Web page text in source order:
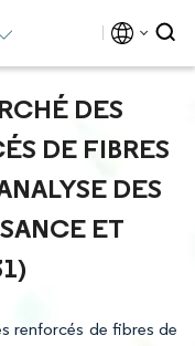
DES
DE FIBRES
DES
ET
renforcés de fibres de